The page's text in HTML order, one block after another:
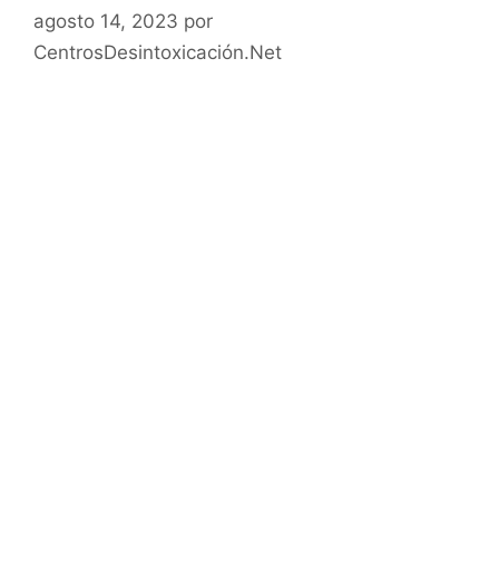
agosto 14, 2023 por
CentrosDesintoxicación.Net